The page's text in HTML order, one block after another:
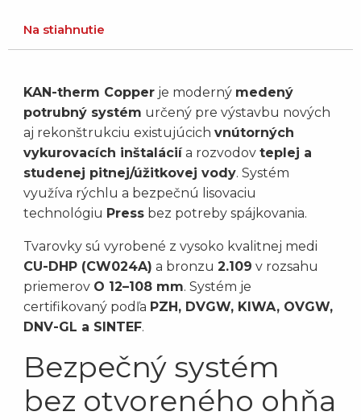
Na stiahnutie
KAN-therm Copper je moderný medený
potrubný systém určený pre výstavbu nových
aj rekonštrukciu existujúcichvnútorných
vykurovacích inštaláciía rozvodovteplej a
studenej pitnej/úžitkovej vody. Systém
využíva rýchlu a bezpečnú lisovaciu
technológiu Press bez potreby spájkovania.
Tvarovky sú vyrobené z vysoko kvalitnej medi
CU-DHP (CW024A) a bronzu2.109 v rozsahu
priemerov O 12–108 mm. Systém je
certifikovaný podľa PZH, DVGW, KIWA, OVGW,
DNV-GL a SINTEF.
Bezpečný systém
bez otvoreného ohňa